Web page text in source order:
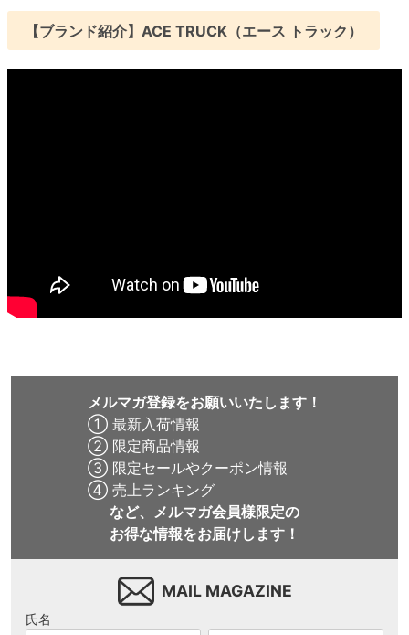
【ブランド紹介】ACE TRUCK（エース トラック）
メルマガ登録をお願いいたします！
① 最新入荷情報
② 限定商品情報
③ 限定セールやクーポン情報
④ 売上ランキング
など、メルマガ会員様限定の
お得な情報をお届けします！
MAIL MAGAZINE
氏名